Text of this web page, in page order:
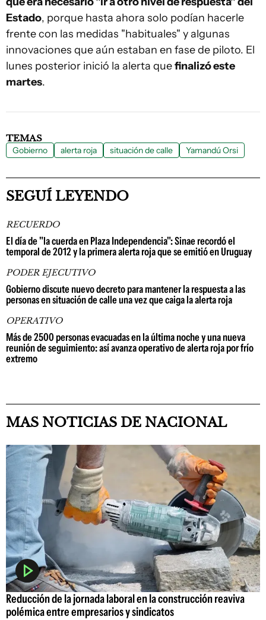
Estado, porque hasta ahora solo podían hacerle
frente con las medidas "habituales" y algunas
innovaciones que aún estaban en fase de piloto. El
lunes posterior inició la alerta quefinalizó este
martes.
TEMAS
Gobierno alerta roja situación de calle Yamandú Orsi
SEGUÍ LEYENDO
RECUERDO
El día de "la cuerda en Plaza Independencia": Sinae recordó el
temporal de 2012 y la primera alerta roja que se emitió en Uruguay
PODER EJECUTIVO
Gobierno discute nuevo decreto para mantener la respuesta a las
personas en situación de calle una vez que caiga la alerta roja
OPERATIVO
Más de 2500 personas evacuadas en la última noche y una nueva
reunión de seguimiento: así avanza operativo de alerta roja por frío
extremo
MAS NOTICIAS DE NACIONAL
Reducción de la jornada laboral en la construcción reaviva
polémica entre empresarios y sindicatos